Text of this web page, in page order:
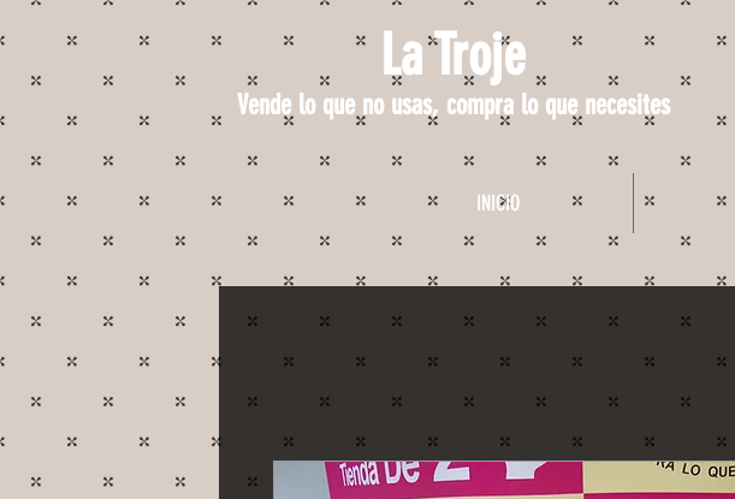
La Troje
Vende lo que no usas, compra lo que necesites
INICIO